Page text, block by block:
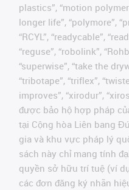
plastics”, “motion
longer life”, “polymore”,
“RCYL”, “readycable”,
“reguse”, “robolink”,
“superwise”, “take the
“tribotape”, “triflex”,
improves”, “xirodur”,
được bảo hộ hợp pháp
tại Cộng hòa Liên bang
gia và khu vực pháp lý
sách này chỉ mang tính
quyền sở hữu trí tuệ (ví
các đơn đăng ký nhãn